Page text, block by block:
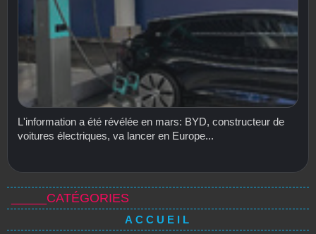
L'information a été révélée en mars: BYD, constructeur de
voitures électriques, va lancer en Europe...
_____CATÉGORIES
ACCUEIL